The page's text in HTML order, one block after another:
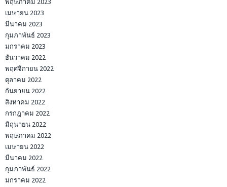
พฤษภาคม 2023
เมษายน 2023
มีนาคม 2023
กุมภาพันธ์ 2023
มกราคม 2023
ธันวาคม 2022
พฤศจิกายน 2022
ตุลาคม 2022
กันยายน 2022
สิงหาคม 2022
กรกฎาคม 2022
มิถุนายน 2022
พฤษภาคม 2022
เมษายน 2022
มีนาคม 2022
กุมภาพันธ์ 2022
มกราคม 2022